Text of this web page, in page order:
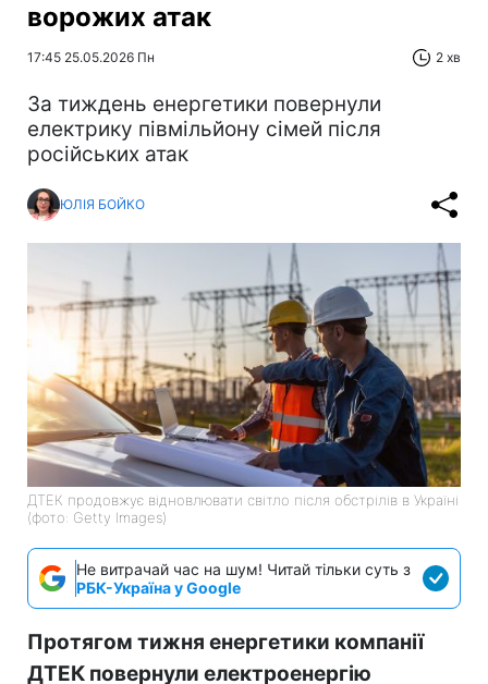
ворожих атак
17:45 25.05.2026 Пн 2 хв
За тиждень енергетики повернули
електрику півмільйону сімей після
російських атак
ЮЛІЯ БОЙКО
ДТЕК продовжує відновлювати світло після обстрілів в Україні
(фото: Getty Images)
Не витрачай час на шум! Читай тільки суть з
РБК-Україна у Google
Протягом тижня енергетики компанії
ДТЕК повернули електроенергію